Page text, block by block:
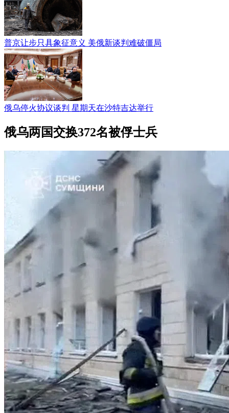
普京让步只具象征意义 美俄新谈判难破僵局
俄乌停火协议谈判 星期天在沙特吉达举行
俄乌两国交换372名被俘士兵